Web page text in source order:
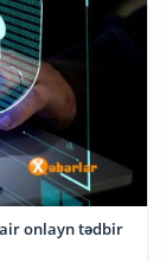
onlayn tədbir